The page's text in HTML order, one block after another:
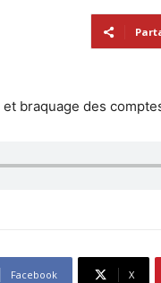
braquage des
Facebook X